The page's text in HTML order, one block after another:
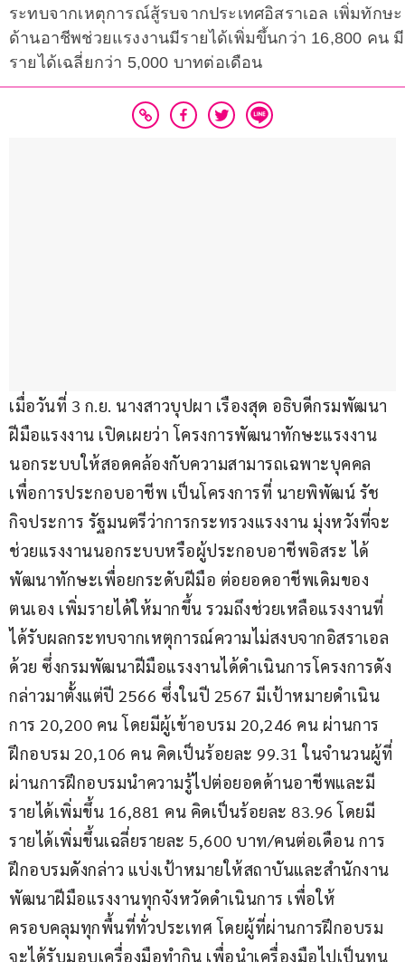
ระทบจากเหตุการณ์สู้รบจากประเทศอิสราเอล เพิ่มทักษะ
ด้านอาชีพช่วยแรงงานมีรายได้เพิ่มขึ้นกว่า 16,800 คน มี
รายได้เฉลี่ยกว่า 5,000 บาทต่อเดือน
เมื่อวันที่ 3 ก.ย. นางสาวบุปผา เรืองสุด อธิบดีกรมพัฒนา
ฝีมือแรงงาน เปิดเผยว่า โครงการพัฒนาทักษะแรงงาน
นอกระบบให้สอดคล้องกับความสามารถเฉพาะบุคคล
เพื่อการประกอบอาชีพ เป็นโครงการที่ นายพิพัฒน์ รัช
กิจประการ รัฐมนตรีว่าการกระทรวงแรงงาน มุ่งหวังที่จะ
ช่วยแรงงานนอกระบบหรือผู้ประกอบอาชีพอิสระ ได้
พัฒนาทักษะเพื่อยกระดับฝีมือ ต่อยอดอาชีพเดิมของ
ตนเอง เพิ่มรายได้ให้มากขึ้น รวมถึงช่วยเหลือแรงงานที่
ได้รับผลกระทบจากเหตุการณ์ความไม่สงบจากอิสราเอล
ด้วย ซึ่งกรมพัฒนาฝีมือแรงงานได้ดำเนินการโครงการดัง
กล่าวมาตั้งแต่ปี 2566 ซึ่งในปี 2567 มีเป้าหมายดำเนิน
การ 20,200 คน โดยมีผู้เข้าอบรม 20,246 คน ผ่านการ
ฝึกอบรม 20,106 คน คิดเป็นร้อยละ 99.31 ในจำนวนผู้ที่
ผ่านการฝึกอบรมนำความรู้ไปต่อยอดด้านอาชีพและมี
รายได้เพิ่มขึ้น 16,881 คน คิดเป็นร้อยละ 83.96 โดยมี
รายได้เพิ่มขึ้นเฉลี่ยรายละ 5,600 บาท/คนต่อเดือน การ
ฝึกอบรมดังกล่าว แบ่งเป้าหมายให้สถาบันและสำนักงาน
พัฒนาฝีมือแรงงานทุกจังหวัดดำเนินการ เพื่อให้
ครอบคลุมทุกพื้นที่ทั่วประเทศ โดยผู้ที่ผ่านการฝึกอบรม
จะได้รับมอบเครื่องมือทำกิน เพื่อนำเครื่องมือไปเป็นทุน